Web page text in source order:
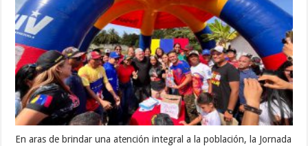
En aras de brindar una atención integral a la población, la Jornada